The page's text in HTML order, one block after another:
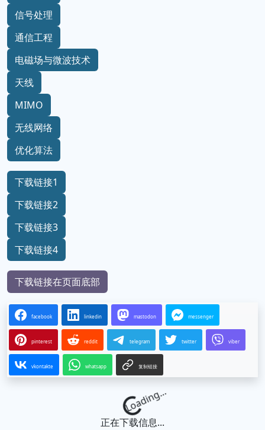
信号处理
通信工程
电磁场与微波技术
天线
MIMO
无线网络
优化算法
下载链接1
下载链接2
下载链接3
下载链接4
下载链接在页面底部
facebook linkedin mastodon messenger
pinterest reddit telegram twitter viber
vkontakte whatsapp 复制链接
Loading...
正在下载信息...